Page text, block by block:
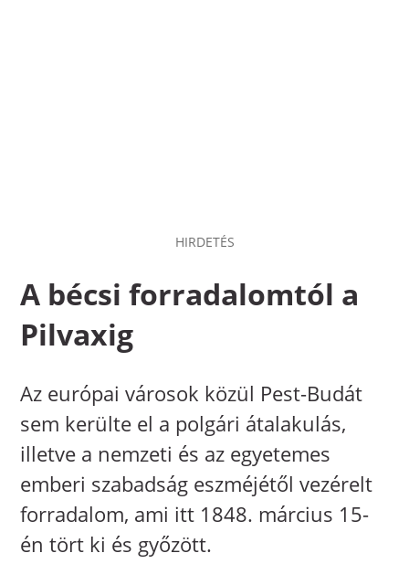
HIRDETÉS
A bécsi forradalomtól a
Pilvaxig
Az európai városok közül Pest-Budát
sem kerülte el a polgári átalakulás,
illetve a nemzeti és az egyetemes
emberi szabadság eszméjétől vezérelt
forradalom, ami itt 1848. március 15-
én tört ki és győzött.